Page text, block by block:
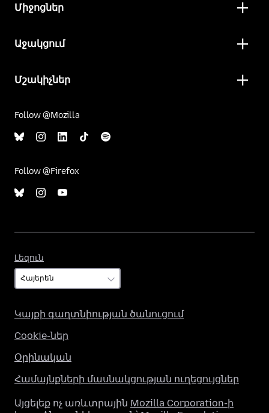
Միջոցներ
Աջակցում
Մշակիչներ
Follow @Mozilla
Follow @Firefox
Լեզուն
Կայքի գաղտնիության ծանուցում
Cookie-ներ
Օրինական
Համայնքների մասնակցության ուղեցույցներ
Այցելեք ոչ առևտրային Mozilla Corporation-ի